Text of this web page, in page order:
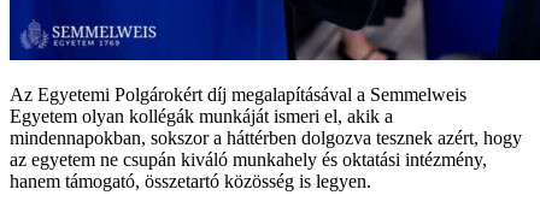
Az Egyetemi Polgárokért díj megalapításával a Semmelweis
Egyetem olyan kollégák munkáját ismeri el, akik a
mindennapokban, sokszor a háttérben dolgozva tesznek azért, hogy
az egyetem ne csupán kiváló munkahely és oktatási intézmény,
hanem támogató, összetartó közösség is legyen.